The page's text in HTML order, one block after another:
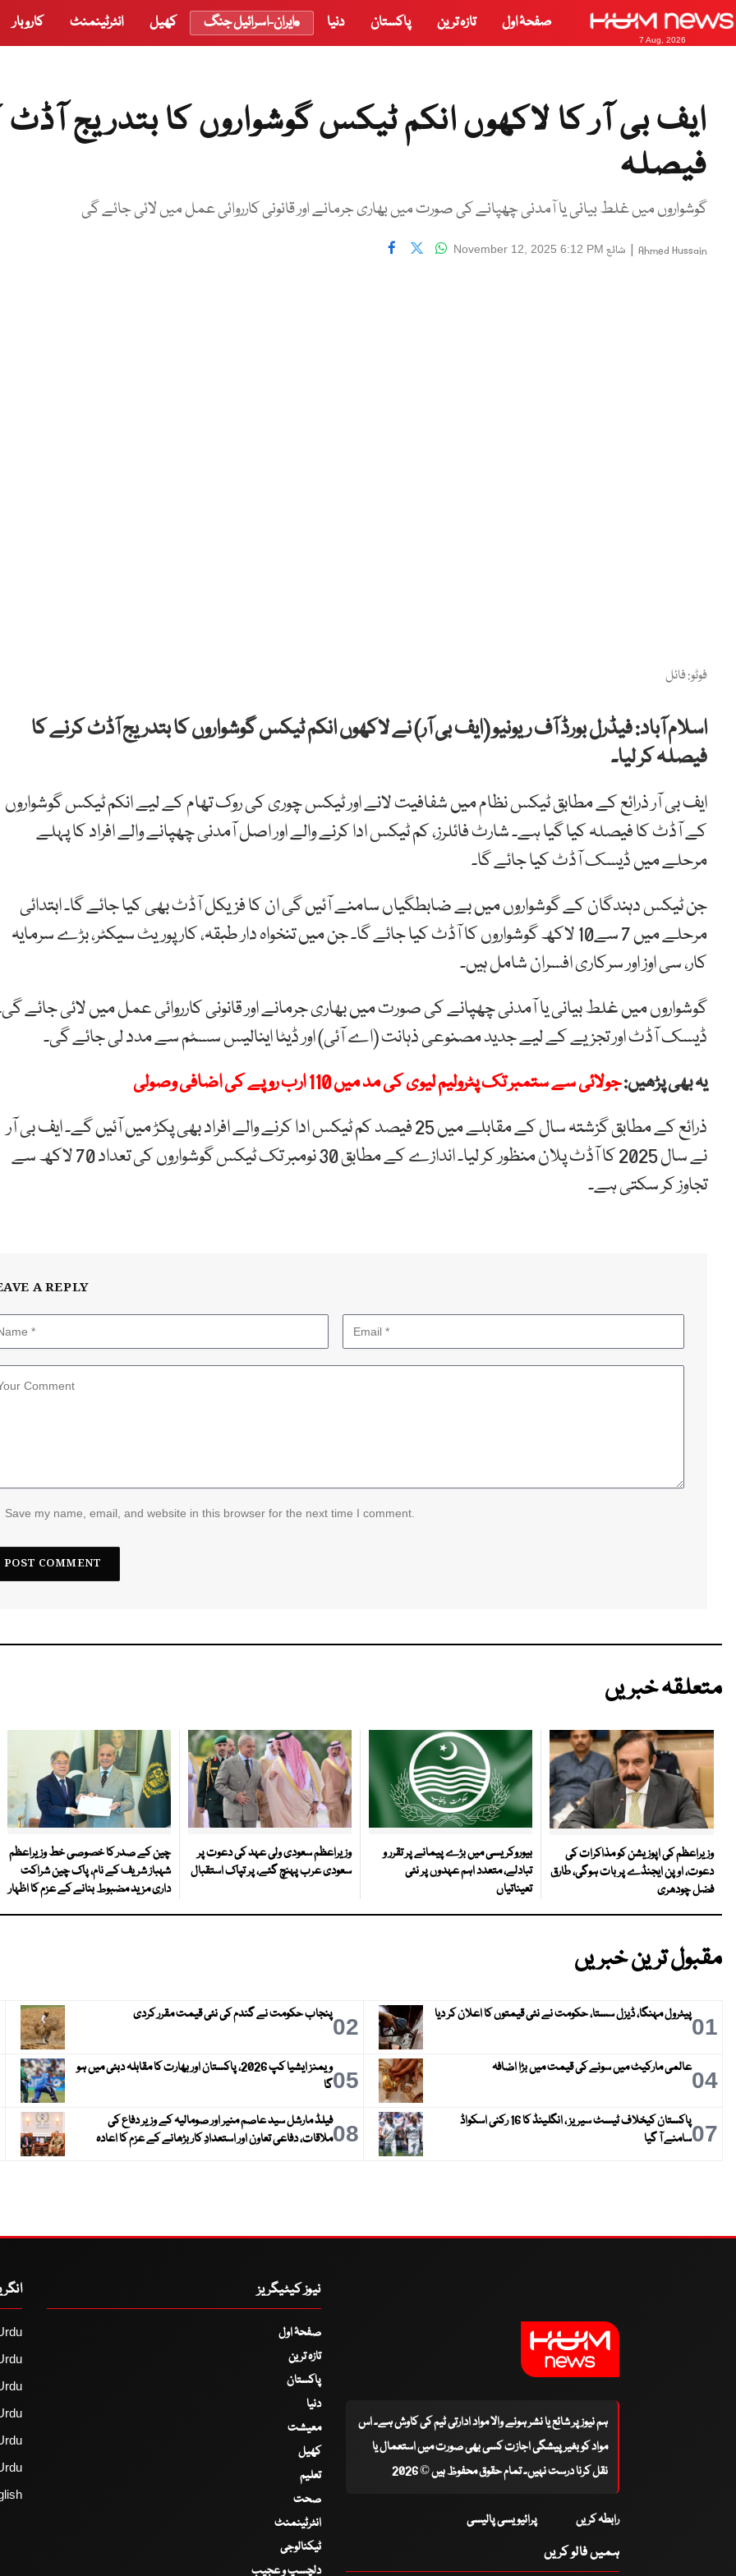
7 Aug, 2026
صفحۂ اول تازہ ترین پاکستان دنیا ایران-اسرائیل جنگ کھیل انٹرٹینمنٹ کاروبار
ایف بی آر کا لاکھوں انکم ٹیکس گوشواروں کا بتدریج آڈٹ
فیصلہ
گوشواروں میں غلط بیانی یا آمدنی چھپانے کی صورت میں بھاری جرمانے اور قانونی کارروائی عمل میں لائی جائے گی
Ahmed Hussain
| شائع November 12, 2025 6:12 PM
فوٹو: فائل
اسلام آباد: فیڈرل بورڈ آف ریونیو (ایف بی آر) نے لاکھوں انکم ٹیکس گوشواروں کا بتدریج آڈٹ کرنے کا
فیصلہ کر لیا۔
ایف بی آر ذرائع کے مطابق ٹیکس نظام میں شفافیت لانے اور ٹیکس چوری کی روک تھام کے لیے انکم ٹیکس گوشواروں
کے آڈٹ کا فیصلہ کیا گیا ہے۔ شارٹ فائلرز، کم ٹیکس ادا کرنے والے اور اصل آمدنی چھپانے والے افراد کا پہلے
مرحلے میں ڈیسک آڈٹ کیا جائے گا۔
جن ٹیکس دہندگان کے گوشواروں میں بے ضابطگیاں سامنے آئیں گی ان کا فزیکل آڈٹ بھی کیا جائے گا۔ ابتدائی
مرحلے میں 7 سے10 لاکھ گوشواروں کا آڈٹ کیا جائے گا۔ جن میں تنخواہ دار طبقہ، کارپوریٹ سیکٹر، بڑے سرمایہ
کار، سی اوز اور سرکاری افسران شامل ہیں۔
گوشواروں میں غلط بیانی یا آمدنی چھپانے کی صورت میں بھاری جرمانے اور قانونی کارروائی عمل میں لائی جائے
ڈیسک آڈٹ اور تجزیے کے لیے جدید مصنوعی ذہانت (اے آئی) اور ڈیٹا اینالیس سسٹم سے مدد لی جائے گی۔
یہ بھی پڑھیں:جولائی سے ستمبر تک پٹرولیم لیوی کی مد میں 110 ارب روپے کی اضافی وصولی
ذرائع کے مطابق گزشتہ سال کے مقابلے میں 25 فیصد کم ٹیکس ادا کرنے والے افراد بھی پکڑ میں آئیں گے۔ ایف بی آر
نے سال 2025 کا آڈٹ پلان منظور کر لیا۔ اندازے کے مطابق 30 نومبر تک ٹیکس گوشواروں کی تعداد 70 لاکھ سے
تجاوز کر سکتی ہے۔
A REPLY
Save my name, email, and website in this browser for the next time I comment.
متعلقہ خبریں
وزیراعظم کی اپوزیشن کو مذاکرات کی
دعوت، اوپن ایجنڈے پر بات ہوگی، طارق
فضل چودھری
بیوروکریسی میں بڑے پیمانے پر تقرر و
تبادلے، متعدد اہم عہدوں پر نئی
تعیناتیاں
وزیراعظم سعودی ولی عہد کی دعوت پر
سعودی عرب پہنچ گئے، پر تپاک استقبال
چین کے صدر کا خصوصی خط وزیراعظم
شہباز شریف کے نام، پاک چین شراکت
داری مزید مضبوط بنانے کے عزم کا اظہار
مقبول ترین خبریں
01پیٹرول مہنگا، ڈیزل سستا، حکومت نے نئی قیمتوں کا اعلان کر دیا 02پنجاب حکومت نے گندم کی نئی قیمت مقرر کردی
04عالمی مارکیٹ میں سونے کی قیمت میں بڑا اضافہ 05
ویمنز ایشیا کپ 2026، پاکستان اور بھارت کا مقابلہ دبئی میں ہو
گا
07
پاکستان کیخلاف ٹیسٹ سیریز ، انگلینڈ کا 16 رکنی اسکواڈ
سامنے آ گیا
08فیلڈ مارشل سید عاصم منیر اور صومالیہ کے وزیر دفاع کی
ملاقات، دفاعی تعاون اور استعدادِ کار بڑھانے کے عزم کا اعادہ
ہم نیوز پر شائع یا نشر ہونے والا مواد ادارتی ٹیم کی کاوش ہے۔ اس
مواد کو بغیر پیشگی اجازت کسی بھی صورت میں استعمال یا
نقل کرنا درست نہیں۔ تمام حقوق محفوظ ہیں © 2026
رابطہ کریں پرائیویسی پالیسی
ہمیں فالو کریں
نیوز کیٹیگریز
صفحۂ اول
تازہ ترین
پاکستان
دنیا
معیشت
کھیل
تعلیم
صحت
انٹرٹینمنٹ
ٹیکنالوجی
دلچسپ و عجیب